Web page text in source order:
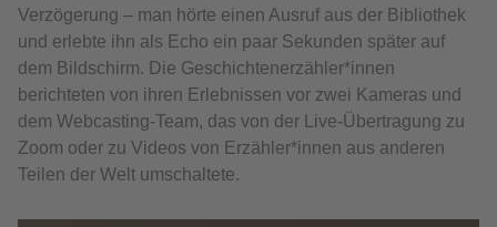
Verzögerung – man hörte einen Ausruf aus der Bibliothek
und erlebte ihn als Echo ein paar Sekunden später auf
dem Bildschirm. Die Geschichtenerzähler*innen
berichteten von ihren Erlebnissen vor zwei Kameras und
dem Webcasting-Team, das von der Live-Übertragung zu
Zoom oder zu Videos von Erzähler*innen aus anderen
Teilen der Welt umschaltete.